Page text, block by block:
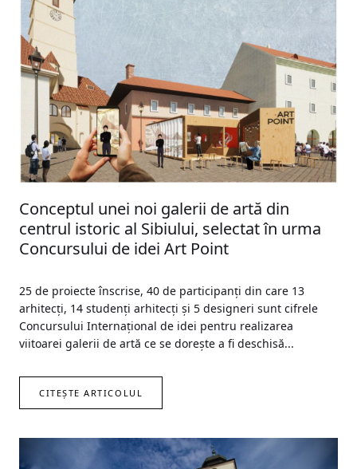
Conceptul unei noi galerii de artă din
centrul istoric al Sibiului, selectat în urma
Concursului de idei Art Point
25 de proiecte înscrise, 40 de participanți din care 13
arhitecți, 14 studenți arhitecți și 5 designeri sunt cifrele
Concursului Internațional de idei pentru realizarea
viitoarei galerii de artă ce se dorește a fi deschisă...
CITEȘTE ARTICOLUL